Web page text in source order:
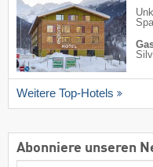
Weitere Top-Hotels
Abonniere unseren